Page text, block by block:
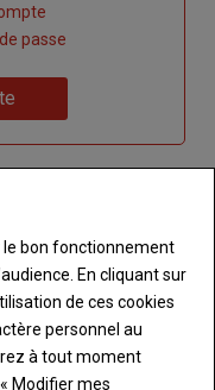
passe
créez votre
Terre de
le bon fonctionnement
En cliquant sur
de ces cookies
personnel au
à tout moment
Modifier mes